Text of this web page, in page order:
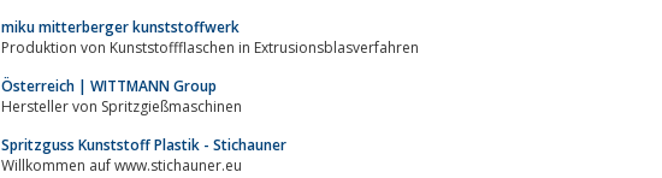
miku mitterberger kunststoffwerk
Produktion von Kunststoffflaschen in Extrusionsblasverfahren
Österreich | WITTMANN Group
Hersteller von Spritzgießmaschinen
Spritzguss Kunststoff Plastik - Stichauner
Willkommen auf www.stichauner.eu